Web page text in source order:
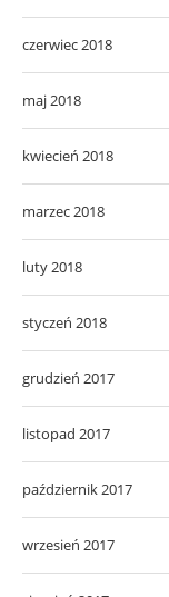
czerwiec 2018
maj 2018
kwiecień 2018
marzec 2018
luty 2018
styczeń 2018
grudzień 2017
listopad 2017
październik 2017
wrzesień 2017